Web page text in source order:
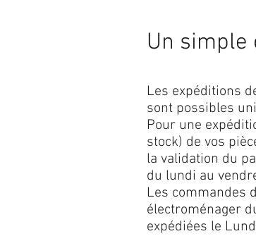
Un simple
Les expéditions
sont possibles
Pour une
stock) de vos
la validation du
du lundi au
Les commandes
électroménager
expédiées le